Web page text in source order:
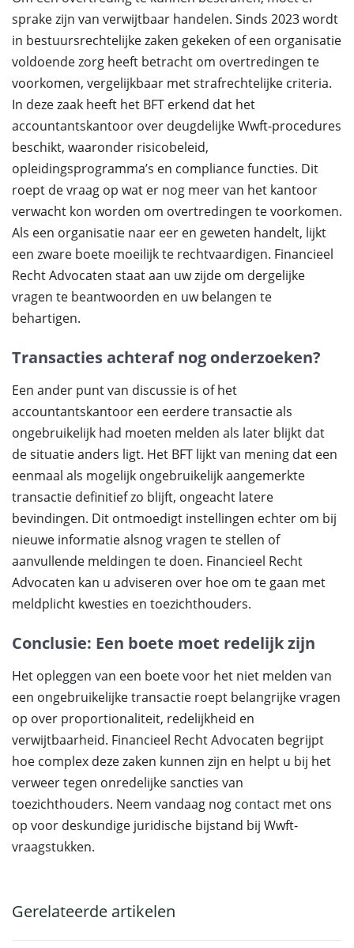
sprake zijn van verwijtbaar handelen. Sinds 2023 wordt
in bestuursrechtelijke zaken gekeken of een organisatie
voldoende zorg heeft betracht om overtredingen te
voorkomen, vergelijkbaar met strafrechtelijke criteria.
In deze zaak heeft het BFT erkend dat het
accountantskantoor over deugdelijke Wwft-procedures
beschikt, waaronder risicobeleid,
opleidingsprogramma’s en compliance functies. Dit
roept de vraag op wat er nog meer van het kantoor
verwacht kon worden om overtredingen te voorkomen.
Als een organisatie naar eer en geweten handelt, lijkt
een zware boete moeilijk te rechtvaardigen. Financieel
Recht Advocaten staat aan uw zijde om dergelijke
vragen te beantwoorden en uw belangen te
behartigen.
Transacties achteraf nog onderzoeken?
Een ander punt van discussie is of het
accountantskantoor een eerdere transactie als
ongebruikelijk had moeten melden als later blijkt dat
de situatie anders ligt. Het BFT lijkt van mening dat een
eenmaal als mogelijk ongebruikelijk aangemerkte
transactie definitief zo blijft, ongeacht latere
bevindingen. Dit ontmoedigt instellingen echter om bij
nieuwe informatie alsnog vragen te stellen of
aanvullende meldingen te doen. Financieel Recht
Advocaten kan u adviseren over hoe om te gaan met
meldplicht kwesties en toezichthouders.
Conclusie: Een boete moet redelijk zijn
Het opleggen van een boete voor het niet melden van
een ongebruikelijke transactie roept belangrijke vragen
op over proportionaliteit, redelijkheid en
verwijtbaarheid. Financieel Recht Advocaten begrijpt
hoe complex deze zaken kunnen zijn en helpt u bij het
verweer tegen onredelijke sancties van
toezichthouders. Neem vandaag nog contact met ons
op voor deskundige juridische bijstand bij Wwft-
vraagstukken.
Gerelateerde artikelen